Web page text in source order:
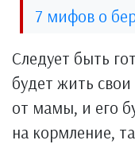
7 мифов о
Следует быть
будет жить
от мамы, и его
на кормление,